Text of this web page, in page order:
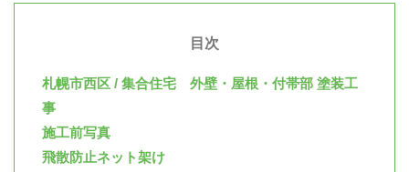
目次
札幌市西区 / 集合住宅 外壁・屋根・付帯部 塗装工
事
施工前写真
飛散防止ネット架け